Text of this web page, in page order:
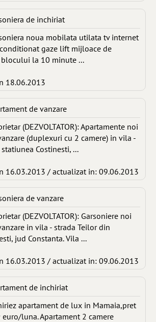
de inchiriat
noua mobilata utilata tv internet
gaze lift mijloace de
la 10 minute ...
18.06.2013
de vanzare
(DEZVOLTATOR): Apartamente noi
(duplexuri cu 2 camere) in vila -
Costinesti, ...
16.03.2013 / actualizat in: 09.06.2013
de vanzare
(DEZVOLTATOR): Garsoniere noi
in vila - strada Teilor din
jud Constanta. Vila ...
16.03.2013 / actualizat in: 09.06.2013
de inchiriat
apartament de lux in Mamaia,pret
euro/luna. Apartament 2 camere